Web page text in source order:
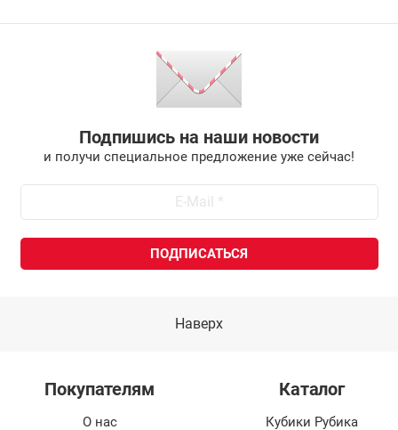
Подпишись на наши новости
и получи специальное предложение уже сейчас!
Наверх
Покупателям
О нас
Каталог
Кубики Рубика